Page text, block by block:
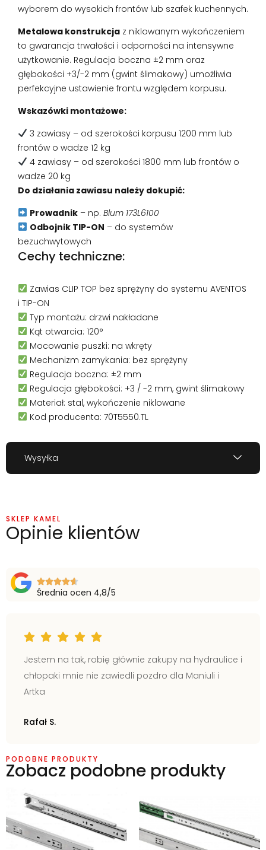
wyborem do wysokich frontów lub szafek kuchennych.
Metalowa konstrukcja z niklowanym wykończeniem
to gwarancja trwałości i odporności na intensywne
użytkowanie. Regulacja boczna ±2 mm oraz
głębokości +3/-2 mm (gwint ślimakowy) umożliwia
perfekcyjne ustawienie frontu względem korpusu.
Wskazówki montażowe:
3 zawiasy – od szerokości korpusu 1200 mm lub
frontów o wadze 12 kg
4 zawiasy – od szerokości 1800 mm lub frontów o
wadze 20 kg
Do działania zawiasu należy dokupić:
Prowadnik– np. Blum 173L6100
Odbojnik TIP-ON – do systemów
bezuchwytowych
Cechy techniczne:
Zawias CLIP TOP bez sprężyny do systemu AVENTOS
i TIP-ON
Typ montażu: drzwi nakładane
Kąt otwarcia: 120°
Mocowanie puszki: na wkręty
Mechanizm zamykania: bez sprężyny
Regulacja boczna: ±2 mm
Regulacja głębokości: +3 / -2 mm, gwint ślimakowy
Materiał: stal, wykończenie niklowane
Kod producenta: 70T5550.TL
Wysyłka
SKLEP KAMEL
Opinie klientów
Średnia ocen 4,8/5
Jestem na tak, robię głównie zakupy na hydraulice i
chłopaki mnie nie zawiedli pozdro dla Maniuli i
Artka
Rafał S.
PODOBNE PRODUKTY
Zobacz podobne produkty